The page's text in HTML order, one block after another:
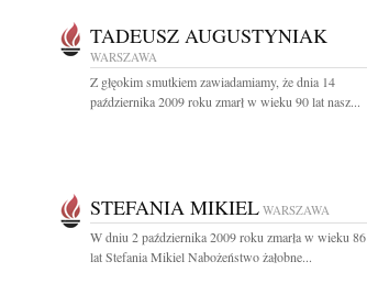
TADEUSZ AUGUSTYNIAK
WARSZAWA
Z głęokim smutkiem zawiadamiamy, że dnia 14
października 2009 roku zmarł w wieku 90 lat nasz...
STEFANIA MIKIEL WARSZAWA
W dniu 2 października 2009 roku zmarła w wieku 86
lat Stefania Mikiel Nabożeństwo żałobne...